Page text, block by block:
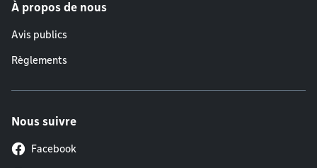
À propos de nous
Avis publics
Règlements
Nous suivre
Facebook